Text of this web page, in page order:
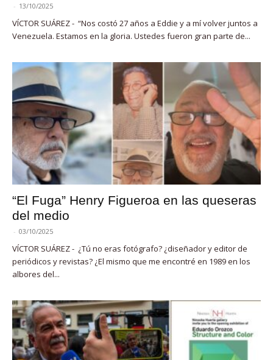
- 13/10/2025
VÍCTOR SUÁREZ - “Nos costó 27 años a Eddie y a mí volver juntos a
Venezuela. Estamos en la gloria. Ustedes fueron gran parte de...
“El Fuga” Henry Figueroa en las queseras
del medio
- 03/10/2025
VÍCTOR SUÁREZ - ¿Tú no eras fotógrafo? ¿diseñador y editor de
periódicos y revistas? ¿El mismo que me encontré en 1989 en los
albores del...